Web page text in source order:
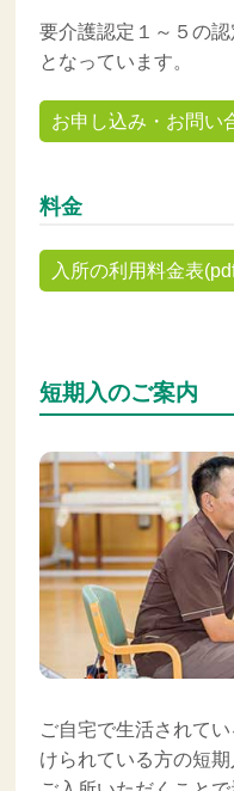
要介護認定１～５の
となっています。
お申し込み・お問い
料金
入所の利用料金表
短期入のご案内
ご自宅で生活されて
けられている方の短